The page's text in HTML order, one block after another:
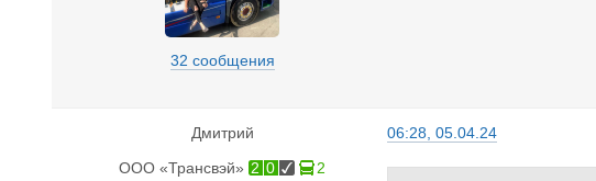
32 сообщения
Дмитрий
ООО «Трансвэй» 2 0
2
06:28, 05.04.24